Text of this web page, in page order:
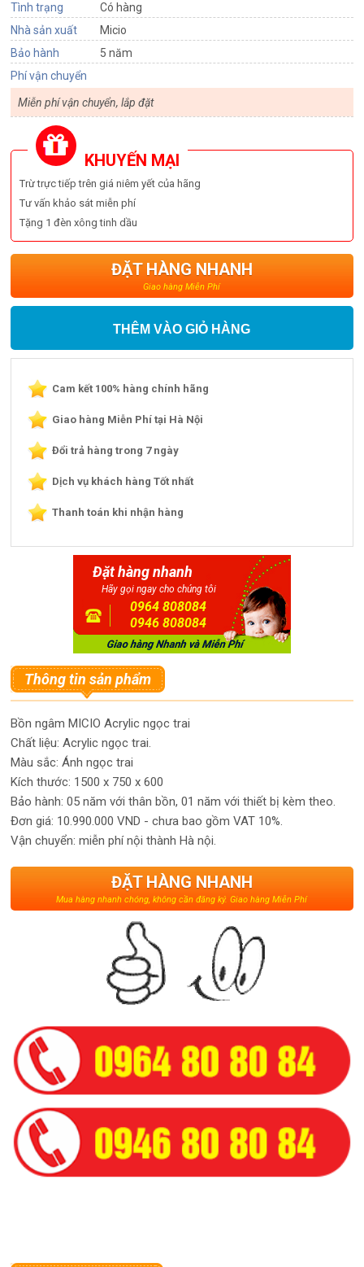
Tình trạng
Có hàng
Nhà sản xuất
Micio
Bảo hành
5 năm
Phí vận chuyển
Miễn phí vận chuyển, lắp đặt
KHUYẾN MẠI
Trừ trực tiếp trên giá niêm yết của hãng
Tư vấn khảo sát miễn phí
Tặng 1 đèn xông tinh dầu
ĐẶT HÀNG NHANH
Giao hàng Miễn Phí
THÊM VÀO GIỎ HÀNG
Cam kết 100% hàng chính hãng
Giao hàng Miễn Phí tại Hà Nội
Đổi trả hàng trong 7 ngày
Dịch vụ khách hàng Tốt nhất
Thanh toán khi nhận hàng
Đặt hàng nhanh
Hãy gọi ngay cho chúng tôi
0964 808084
0946 808084
Thông tin sản phẩm
Bồn ngâm MICIO Acrylic ngọc trai
Chất liệu: Acrylic ngọc trai.
Màu sắc: Ánh ngọc trai
Kích thước: 1500 x 750 x 600
Bảo hành: 05 năm với thân bồn, 01 năm với thiết bị kèm theo.
Đơn giá: 10.990.000 VND - chưa bao gồm VAT 10%.
Vận chuyển: miễn phí nội thành Hà nội.
ĐẶT HÀNG NHANH
Mua hàng nhanh chóng, không cần đăng ký. Giao hàng Miễn Phí